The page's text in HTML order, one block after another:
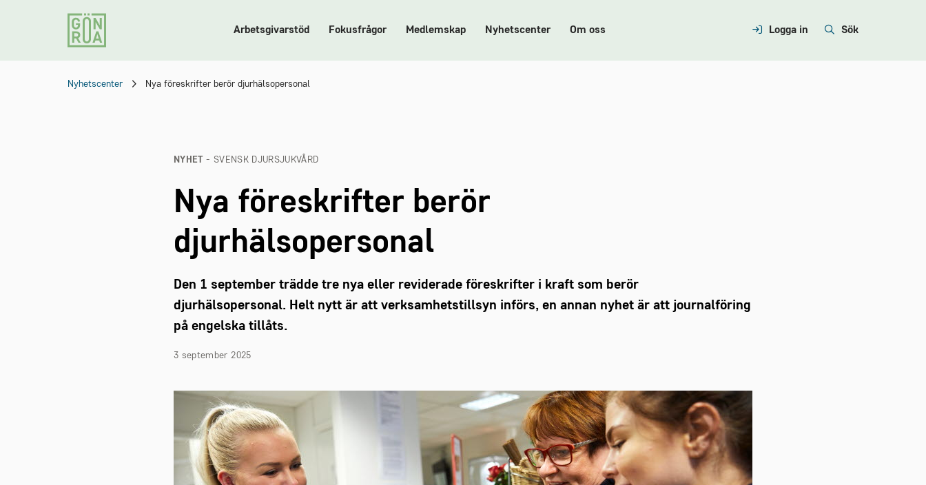
Arbetsgivarstöd Fokusfrågor Medlemskap Nyhetscenter Om oss Logga in Sök
Nyhetscenter Nya föreskrifter berör djurhälsopersonal
NYHET - SVENSK DJURSJUKVÅRD
Nya föreskrifter berör
djurhälsopersonal
Den 1 september trädde tre nya eller reviderade föreskrifter i kraft som berör
djurhälsopersonal. Helt nytt är att verksamhetstillsyn införs, en annan nyhet är att journalföring
på engelska tillåts.
3 september 2025